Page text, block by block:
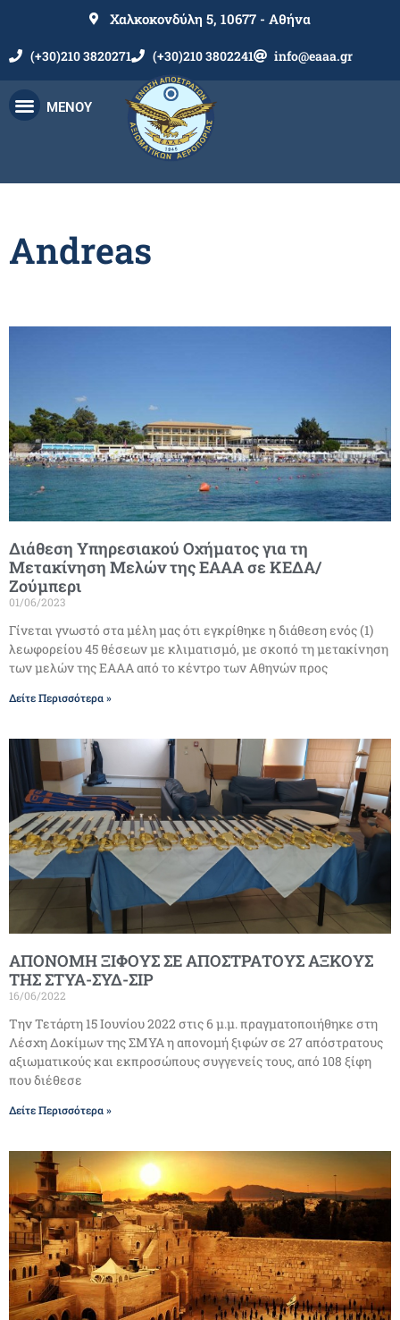
Χαλκοκονδύλη 5, 10677 - Αθήνα
(+30)210 3820271 (+30)210 3802241 info@eaaa.gr
ΜΕΝΟΥ
Andreas
Διάθεση Υπηρεσιακού Οχήματος για τη
Μετακίνηση Μελών της ΕΑΑΑ σε ΚΕΔΑ/
Ζούμπερι
01/06/2023
Γίνεται γνωστό στα μέλη μας ότι εγκρίθηκε η διάθεση ενός (1)
λεωφορείου 45 θέσεων με κλιματισμό, με σκοπό τη μετακίνηση
των μελών της ΕΑΑΑ από το κέντρο των Αθηνών προς
Δείτε Περισσότερα »
ΑΠΟΝΟΜΗ ΞΙΦΟΥΣ ΣΕ ΑΠΟΣΤΡΑΤΟΥΣ ΑΞΚΟΥΣ
ΤΗΣ ΣΤΥΑ-ΣΥΔ-ΣΙΡ
16/06/2022
Την Τετάρτη 15 Ιουνίου 2022 στις 6 μ.μ. πραγματοποιήθηκε στη
Λέσχη Δοκίμων της ΣΜΥΑ η απονομή ξιφών σε 27 απόστρατους
αξιωματικούς και εκπροσώπους συγγενείς τους, από 108 ξίφη
που διέθεσε
Δείτε Περισσότερα »